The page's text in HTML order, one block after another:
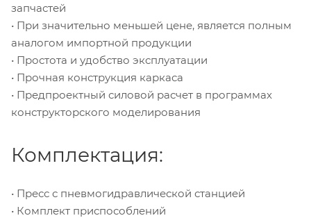
запчастей
• При значительно меньшей цене, является полным
аналогом импортной продукции
• Простота и удобство эксплуатации
• Прочная конструкция каркаса
• Предпроектный силовой расчет в программах
конструкторского моделирования
Комплектация:
• Пресс с пневмогидравлической станцией
• Комплект приспособлений